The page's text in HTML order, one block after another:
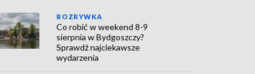
ROZRYWKA
Co robić w weekend 8-9
sierpnia w Bydgoszczy?
Sprawdź najciekawsze
wydarzenia